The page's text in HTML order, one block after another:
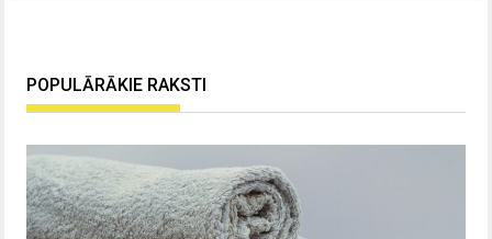
POPULĀRĀKIE RAKSTI